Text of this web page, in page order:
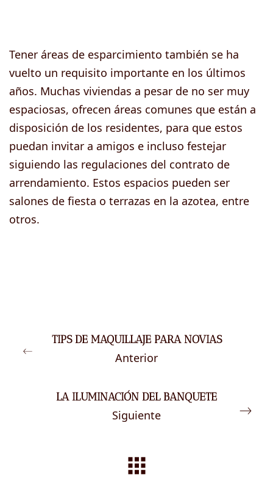
Tener áreas de esparcimiento también se ha
vuelto un requisito importante en los últimos
años. Muchas viviendas a pesar de no ser muy
espaciosas, ofrecen áreas comunes que están a
disposición de los residentes, para que estos
puedan invitar a amigos e incluso festejar
siguiendo las regulaciones del contrato de
arrendamiento. Estos espacios pueden ser
salones de fiesta o terrazas en la azotea, entre
otros.
TIPS DE MAQUILLAJE PARA NOVIAS
Anterior
LA ILUMINACIÓN DEL BANQUETE
Siguiente